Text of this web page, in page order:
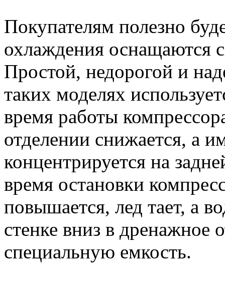
Покупателям полезно
охлаждения оснащаются
Простой, недорогой и
таких моделях
время работы
отделении снижается, а
концентрируется на
время остановки
повышается, лед тает, а
стенке вниз в дренажное
специальную емкость.